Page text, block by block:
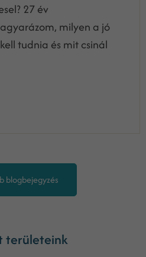
27 év
milyen a jó
tudnia és mit csinál
blogbejegyzés
területeink